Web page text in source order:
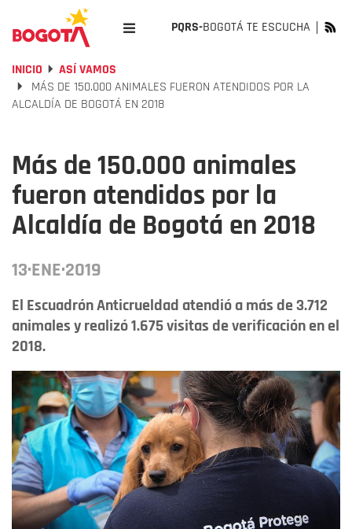
PQRS-BOGOTÁ TE ESCUCHA
INICIO
ASÍ VAMOS
MÁS DE 150.000 ANIMALES FUERON ATENDIDOS POR LA
ALCALDÍA DE BOGOTÁ EN 2018
Más de 150.000 animales
fueron atendidos por la
Alcaldía de Bogotá en 2018
13·ENE·2019
El Escuadrón Anticrueldad atendió a más de 3.712
animales y realizó 1.675 visitas de verificación en el
2018.